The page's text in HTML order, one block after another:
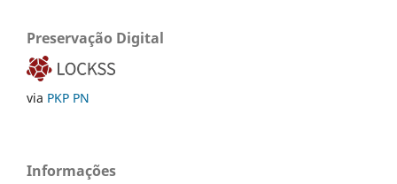
Preservação Digital
via PKP PN
Informações